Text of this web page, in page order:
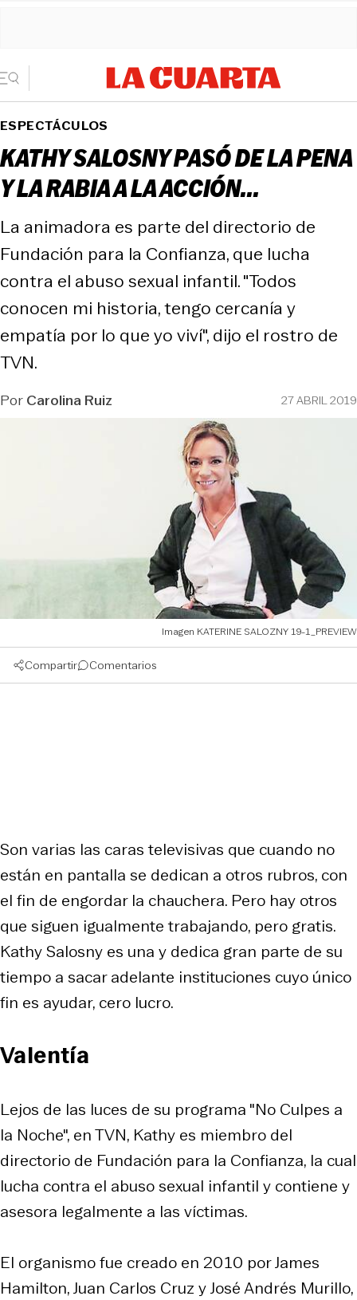
ESPECTÁCULOS
KATHY SALOSNY PASÓ DE LA PENA
Y LA RABIA A LA ACCIÓN...
La animadora es parte del directorio de
Fundación para la Confianza, que lucha
contra el abuso sexual infantil. "Todos
conocen mi historia, tengo cercanía y
empatía por lo que yo viví", dijo el rostro de
TVN.
PorCarolina Ruiz 27 ABRIL 2019
Imagen KATERINE SALOZNY 19-1_PREVIEW
Compartir Comentarios
Son varias las caras televisivas que cuando no
están en pantalla se dedican a otros rubros, con
el fin de engordar la chauchera. Pero hay otros
que siguen igualmente trabajando, pero gratis.
Kathy Salosny es una y dedica gran parte de su
tiempo a sacar adelante instituciones cuyo único
fin es ayudar, cero lucro.
Valentía
Lejos de las luces de su programa "No Culpes a
la Noche", en TVN, Kathy es miembro del
directorio de Fundación para la Confianza, la cual
lucha contra el abuso sexual infantil y contiene y
asesora legalmente a las víctimas.
El organismo fue creado en 2010 por James
Hamilton, Juan Carlos Cruz y José Andrés Murillo,